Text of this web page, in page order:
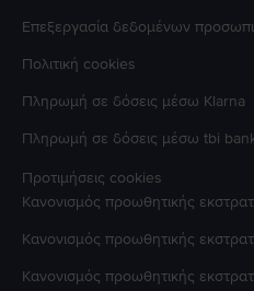
Επεξεργασία δεδομένων
Πολιτική cookies
Πληρωμή σε δόσεις μέσω Klarna
Πληρωμή σε δόσεις μέσω tbi
Προτιμήσεις cookies
Κανονισμός προωθητικής
Κανονισμός προωθητικής
Κανονισμός προωθητικής